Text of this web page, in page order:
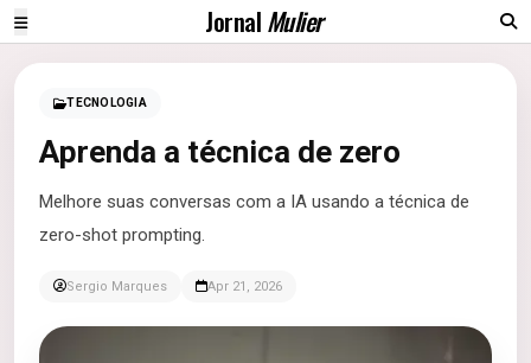
JornalMulier
TECNOLOGIA
Aprenda a técnica de zero
Melhore suas conversas com a IA usando a técnica de
zero-shot prompting.
Sergio Marques Apr 21, 2026